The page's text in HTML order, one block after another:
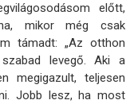
előtt,
mikor még csak
támadt: „Az otthon
levegő. Aki a
megigazult, teljesen
Jobb lesz, ha most